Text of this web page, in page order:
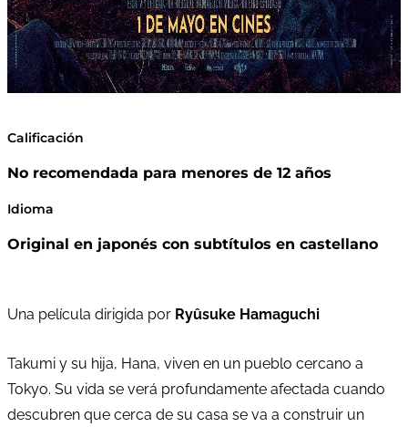
Calificación
No recomendada para menores de 12 años
Idioma
Original en japonés con subtítulos en castellano
Una película dirigida por Ryûsuke Hamaguchi
Takumi y su hija, Hana, viven en un pueblo cercano a
Tokyo. Su vida se verá profundamente afectada cuando
descubren que cerca de su casa se va a construir un